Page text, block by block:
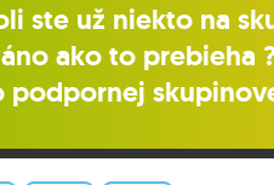
ste už niekto na
ako to prebieha
podpornej